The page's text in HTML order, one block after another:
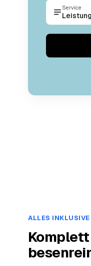
Service
Leistung
ALLES INKLUSIVE